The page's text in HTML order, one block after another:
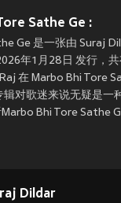
Sathe Ge :
Ge 是一张由 Suraj
年1月28日 发行，
在 Marbo Bhi Tore
对歌迷来说无疑是一
Bhi Tore Sathe
Dildar